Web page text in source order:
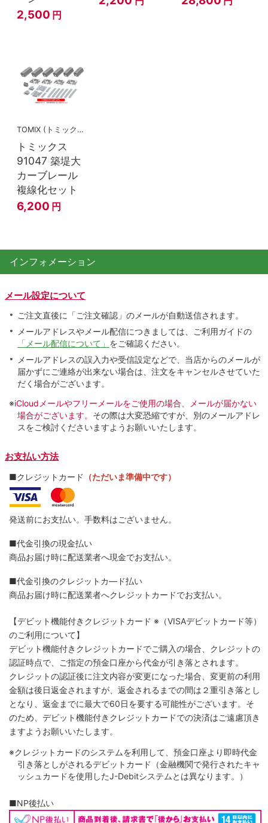
2,500 円
TOMIX (トミックス)
トミックス
91047 築堤大
カーブレール
複線化セット
6,200 円
インフォメーション
メール設定について
ご注文直後に「ご注文確認」のメールが自動送信されます。
メールアドレスやメール配信につきましては、ご利用ガイドの
「メール配信について」 をご確認ください。
メールアドレスの誤入力や受信設定などで、当店からのメールが
届かずにご連絡が出来ない場合は、注文をキャンセルさせていた
だく場合がございます。
※iCloudメールやフリーメールをご使用の場合、メールが届かない
場合がございます。 その際は大変恐縮ですが、別のメールアドレ
スをご検討くださいますようお願いいたします。
お支払い方法
■クレジットカード （ただいま準備中です）
発送前にお支払い。手数料はございません。
■代金引換の現金払い
商品お届け時に配送業者へ現金でお支払い。
■代金引換のクレジットカ―ド払い
商品お届け時に配送業者へクレジットカードでお支払い。
【デビット機能付きクレジットカード ※（VISAデビットカード等）
のご利用について】
デビット機能付きクレジットカードでご購入の場合、クレジットの
認証時点で、ご指定の預金口座から代金が引き落とされます。
クレジットの認証後に注文内容が変更になった場合、変更前の利用
金額は後日返金されますが、返金されるまでの間は２重引き落とし
となり、返金までに最大で60日を要する可能性がございます。そ
のため、デビット機能付きクレジットカードでの決済はご遠慮頂き
ますようお願いいたします。
※クレジットカードのシステムを利用して、預金口座より即時代金
引き落としがされるデビットカード（金融機関で発行されたキャ
ッシュカードを使用したJ-Debitシステムとは異なります。）
■NP後払い